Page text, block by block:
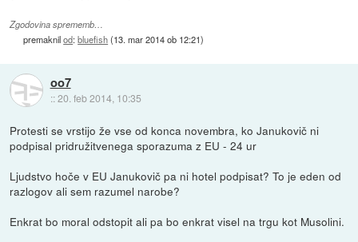
Zgodovina sprememb…
premaknilod:bluefish(13. mar 2014 ob 12:21)
oo7
::20. feb 2014, 10:35
Protesti se vrstijo že vse od konca novembra, ko Janukovič ni
podpisal pridružitvenega sporazuma z EU - 24 ur
Ljudstvo hoče v EU Janukovič pa ni hotel podpisat? To je eden od
razlogov ali sem razumel narobe?
Enkrat bo moral odstopit ali pa bo enkrat visel na trgu kot Musolini.